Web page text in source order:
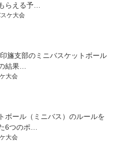
らえる予…
ケ大会
印旛支部のミニバスケットボール
結果…
大会
ボール（ミニバス）のルールを
6つのポ…
大会